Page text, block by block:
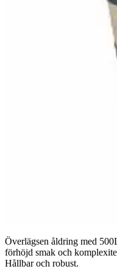
Överlägsen åldring med
förhöjd smak och
Hållbar och robust.